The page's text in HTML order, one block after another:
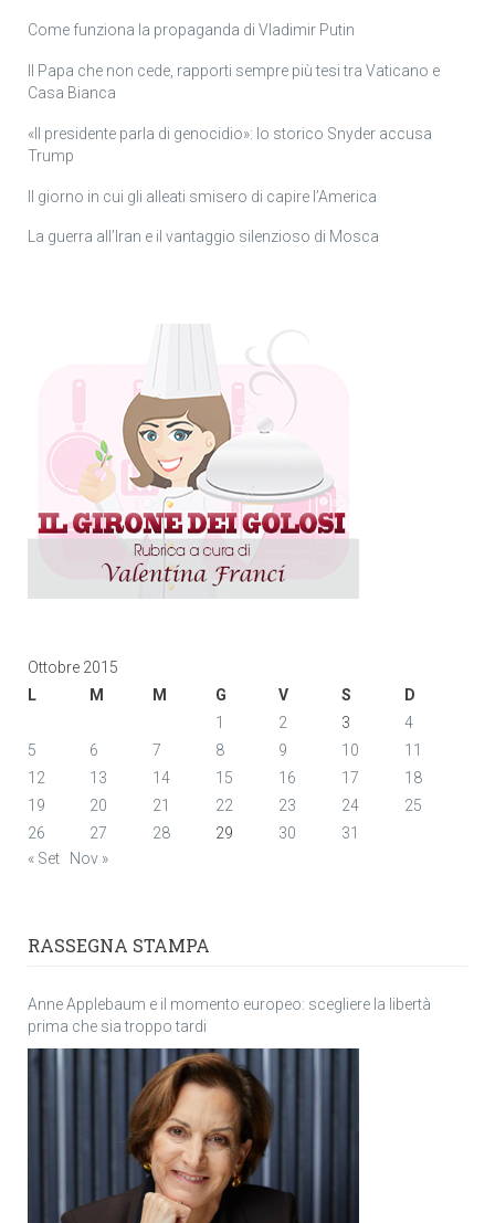
Come funziona la propaganda di Vladimir Putin
Il Papa che non cede, rapporti sempre più tesi tra Vaticano e
Casa Bianca
«Il presidente parla di genocidio»: lo storico Snyder accusa
Trump
Il giorno in cui gli alleati smisero di capire l’America
La guerra all’Iran e il vantaggio silenzioso di Mosca
Ottobre 2015
L
M M G V S
D
1
2 3
4
5
6 7 8 9 10
11
12
13 14 15 16 17
18
19
20 21 22 23 24
25
26
27 28 29 30
31
« Set
Nov »
RASSEGNA STAMPA
Anne Applebaum e il momento europeo: scegliere la libertà
prima che sia troppo tardi